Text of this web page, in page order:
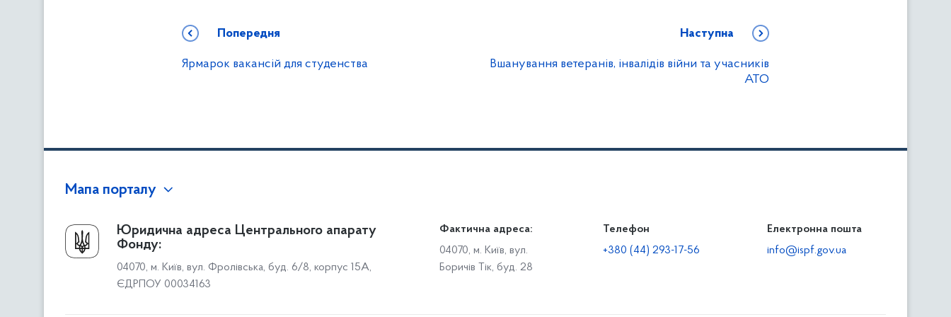
Попередня
Ярмарок вакансій для студенства
Наступна
Вшанування ветеранів, інвалідів війни та учасників
АТО
Мапа порталу
Про Фонд
Керівництво
Структура Фонду
Територіальні відділення
Громадянам
Доступ до публічної інформації
Звіти щодо роботи із запитами на отримання публічної
Діяльність
Роботодавцям
Юридична адреса Центрального апарату
Фонду:
04070, м. Київ, вул. Фролівська, буд. 6/8, корпус 15А,
ЄДРПОУ 00034163
Фактична адреса:
04070, м. Київ, вул.
Боричів Тік, буд. 28
Телефон
+380 (44) 293-17-56
Електронна пошта
info@ispf.gov.ua